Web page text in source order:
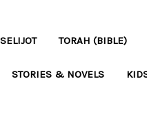
SELIJOT TORAH (BIBLE)
STORIES & NOVELS